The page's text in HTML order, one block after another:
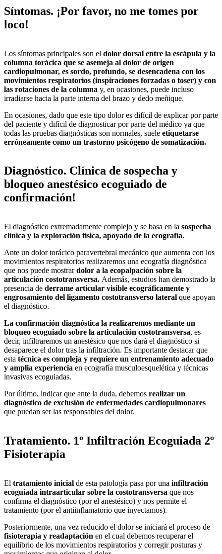
Síntomas. ¡Por favor, no me tomes por
loco!
Los síntomas principales son el dolor dorsal entre la escápula y la
columna torácica que se asemeja al dolor de origen
cardiopulmonar, es sordo, profundo, se desencadena con los
movimientos respiratorios (inspiraciones forzadas o toser) y con
las rotaciones de la columna y, en ocasiones, puede incluso
irradiarse hacia la parte interna del brazo y dedo meñique.
En ocasiones, dado que este tipo dolor es difícil de explicar por parte
del paciente y difícil de diagnosticar por parte del médico ya que
todas las pruebas diagnósticas son normales, suele etiquetarse
erróneamente como un trastorno psicógeno de somatización.
Diagnóstico. Clínica de sospecha y
bloqueo anestésico ecoguiado de
confirmación!
El diagnóstico extremadamente complejo y se basa en la sospecha
clínica y la exploración física, apoyado de la ecografía.
Ante un dolor torácico paravertebral mecánico que aumenta con los
movimientos respiratorios realizaremos una ecografía diagnóstica
que nos puede mostrardolor a la ecopalpación sobre la
articulación costotransversa. Además, estudios han demostrado la
presencia de derrame articular visible ecográficamente y
engrosamiento del ligamento costotransverso lateral que apoyan
el diagnóstico.
La confirmación diagnóstica la realizaremos mediante un
bloqueo ecoguiado sobre la articulación costotransversa, es
decir, infiltraremos un anestésico que nos dará el diagnóstico si
desaparece el dolor tras la infiltración. Es importante destacar que
esta técnica es compleja y requiere un entrenamiento adecuado
y amplia experiencia en ecografía musculoesquelética y técnicas
invasivas ecoguiadas.
Por último, indicar que ante la duda, debemos realizar un
diagnóstico de exclusión de enfermedades cardiopulmonares
que puedan ser las responsables del dolor.
Tratamiento. 1º Infiltración Ecoguiada 2º
Fisioterapia
El tratamiento inicial de esta patología pasa por una infiltración
ecoguiada intraarticular sobre la costotransversa que nos
confirma el diagnóstico (por el anestésico) y nos permite el
tratamiento (por el antiinflamatorio que inyectamos).
Posteriormente, una vez reducido el dolor se iniciará el proceso de
fisioterapia y readaptación en el cual debemos recuperar el
equilibrio de los movimientos respiratorios y corregir posturas y